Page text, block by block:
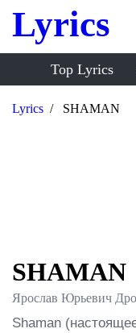
Lyrics
Top Lyrics
Lyrics SHAMAN
SHAMAN
Ярослав Юрьевич
Shaman